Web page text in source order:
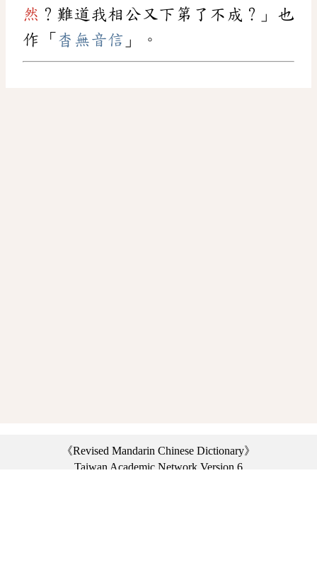
然 ？難道我相公又下第了不成？」也
作「 杳無音信 」。
《Revised Mandarin Chinese Dictionary》
Taiwan Academic Network Version 6